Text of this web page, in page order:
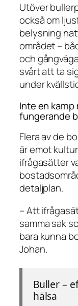
Utöver
också om
belysning
området –
och
svårt att ta
under
Inte en
fungerande
Flera av de
är emot
ifrågasätter
detaljplan.
– Att
samma sak
bara kunna
Johan.
Buller –
hälsa